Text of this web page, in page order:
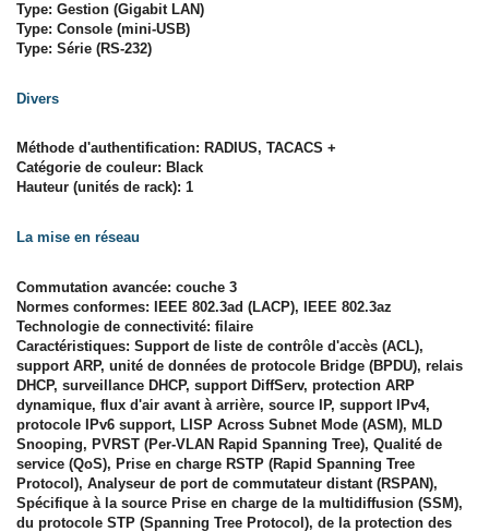
Type: Gestion (Gigabit LAN)
Type: Console (mini-USB)
Type: Série (RS-232)
Divers
Méthode d'authentification: RADIUS, TACACS +
Catégorie de couleur: Black
Hauteur (unités de rack): 1
La mise en réseau
Commutation avancée: couche 3
Normes conformes: IEEE 802.3ad (LACP), IEEE 802.3az
Technologie de connectivité: filaire
Caractéristiques: Support de liste de contrôle d'accès (ACL),
support ARP, unité de données de protocole Bridge (BPDU), relais
DHCP, surveillance DHCP, support DiffServ, protection ARP
dynamique, flux d'air avant à arrière, source IP, support IPv4,
protocole IPv6 support, LISP Across Subnet Mode (ASM), MLD
Snooping, PVRST (Per-VLAN Rapid Spanning Tree), Qualité de
service (QoS), Prise en charge RSTP (Rapid Spanning Tree
Protocol), Analyseur de port de commutateur distant (RSPAN),
Spécifique à la source Prise en charge de la multidiffusion (SSM),
du protocole STP (Spanning Tree Protocol), de la protection des